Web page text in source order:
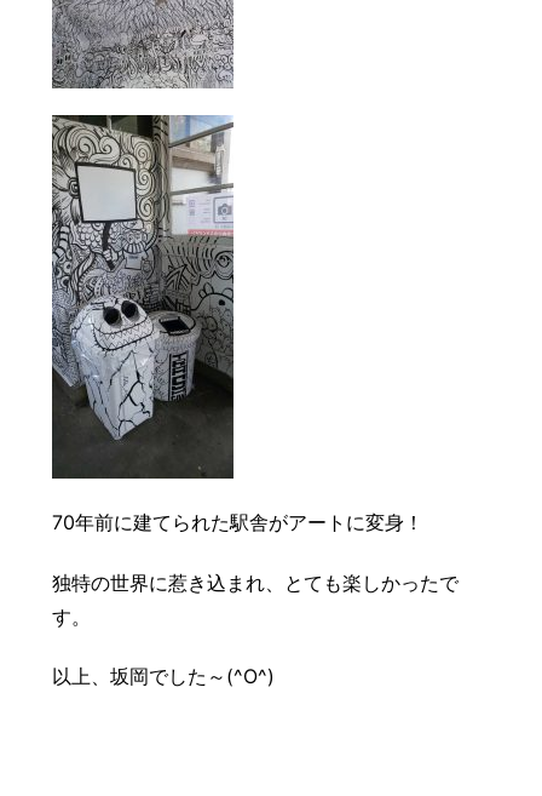
70年前に建てられた駅舎がアートに変身！
独特の世界に惹き込まれ、とても楽しかったで
す。
以上、坂岡でした～(^O^)